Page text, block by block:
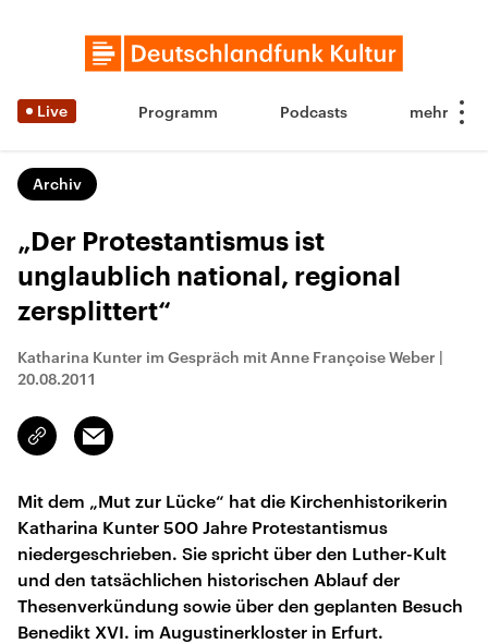
Live Programm Podcasts
Archiv
„Der Protestantismus ist
unglaublich national, regional
zersplittert“
Katharina Kunter im Gespräch mit Anne Françoise Weber |
20.08.2011
Link
kopieren/teilen
Email
Mit dem „Mut zur Lücke“ hat die Kirchenhistorikerin
Katharina Kunter 500 Jahre Protestantismus
niedergeschrieben. Sie spricht über den Luther-Kult
und den tatsächlichen historischen Ablauf der
Thesenverkündung sowie über den geplanten Besuch
Benedikt XVI. im Augustinerkloster in Erfurt.